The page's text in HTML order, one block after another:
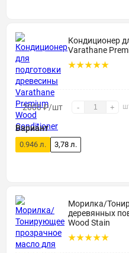
Кондиционер
Varathane
2000₽/шт - +
Вариант
0.946 л. 3,78 л.
Морилка/
деревянных
Wood Stain